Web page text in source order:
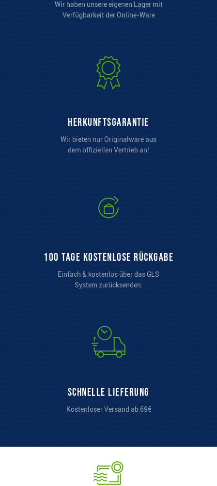
Wir haben unsere eigenen Lager mit
Verfügbarkeit der Online-Ware
Herkunftsgarantie
Wir bieten nur Originalware aus
dem offiziellen Vertrieb an!
100 Tage kostenlose Rückgabe
Einfach & kostenlos über das GLS
System zurücksenden.
Schnelle Lieferung
Kostenloser Versand ab 69€